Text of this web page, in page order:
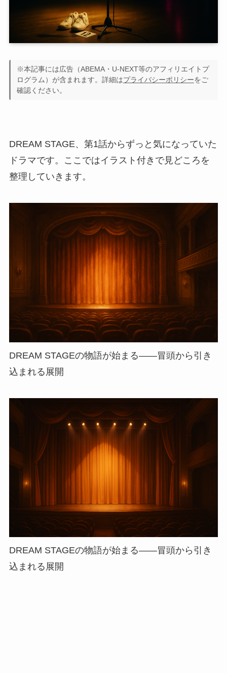
※本記事には広告（ABEMA・U-NEXT等のアフィリエイトプ
ログラム）が含まれます。詳細はプライバシーポリシーをご
確認ください。
DREAM STAGE、第1話からずっと気になっていた
ドラマです。ここではイラスト付きで見どころを
整理していきます。
DREAM STAGEの物語が始まる——冒頭から引き
込まれる展開
DREAM STAGEの物語が始まる——冒頭から引き
込まれる展開